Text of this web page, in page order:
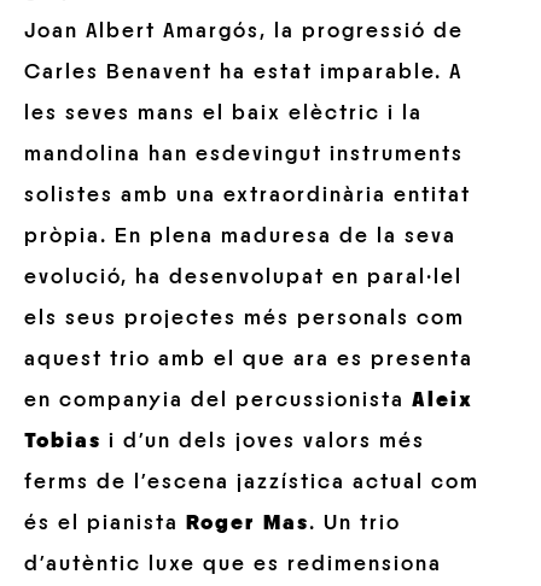
Joan Albert Amargós, la progressió de
Carles Benavent ha estat imparable. A
les seves mans el baix elèctric i la
mandolina han esdevingut instruments
solistes amb una extraordinària entitat
pròpia. En plena maduresa de la seva
evolució, ha desenvolupat en paral·lel
els seus projectes més personals com
aquest trio amb el que ara es presenta
en companyia del percussionista Aleix
Tobias i d’un dels joves valors més
ferms de l’escena jazzística actual com
és el pianista
Roger Mas. Un trio
d’autèntic luxe que es redimensiona